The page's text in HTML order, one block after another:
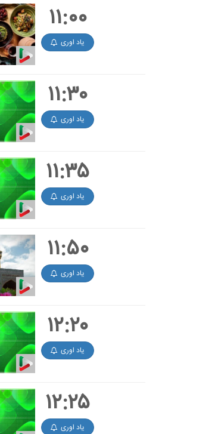
۱۱:۰۰
یاد اوری
۱۱:۳۰
یاد اوری
۱۱:۳۵
یاد اوری
۱۱:۵۰
یاد اوری
۱۲:۲۰
یاد اوری
۱۲:۲۵
یاد اوری